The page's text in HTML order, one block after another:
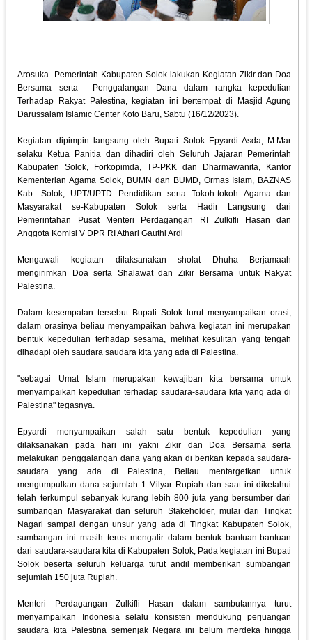
Arosuka- Pemerintah Kabupaten Solok lakukan Kegiatan Zikir dan Doa
Bersama serta Penggalangan Dana dalam rangka kepedulian
Terhadap Rakyat Palestina, kegiatan ini bertempat di Masjid Agung
Darussalam Islamic Center Koto Baru, Sabtu (16/12/2023).
Kegiatan dipimpin langsung oleh Bupati Solok Epyardi Asda, M.Mar
selaku Ketua Panitia dan dihadiri oleh Seluruh Jajaran Pemerintah
Kabupaten Solok, Forkopimda, TP-PKK dan Dharmawanita, Kantor
Kementerian Agama Solok, BUMN dan BUMD, Ormas Islam, BAZNAS
Kab. Solok, UPT/UPTD Pendidikan serta Tokoh-tokoh Agama dan
Masyarakat se-Kabupaten Solok serta Hadir Langsung dari
Pemerintahan Pusat Menteri Perdagangan RI Zulkifli Hasan dan
Anggota Komisi V DPR RI Athari Gauthi Ardi
Mengawali kegiatan dilaksanakan sholat Dhuha Berjamaah
mengirimkan Doa serta Shalawat dan Zikir Bersama untuk Rakyat
Palestina.
Dalam kesempatan tersebut Bupati Solok turut menyampaikan orasi,
dalam orasinya beliau menyampaikan bahwa kegiatan ini merupakan
bentuk kepedulian terhadap sesama, melihat kesulitan yang tengah
dihadapi oleh saudara saudara kita yang ada di Palestina.
"sebagai Umat Islam merupakan kewajiban kita bersama untuk
menyampaikan kepedulian terhadap saudara-saudara kita yang ada di
Palestina" tegasnya.
Epyardi menyampaikan salah satu bentuk kepedulian yang
dilaksanakan pada hari ini yakni Zikir dan Doa Bersama serta
melakukan penggalangan dana yang akan di berikan kepada saudara-
saudara yang ada di Palestina, Beliau mentargetkan untuk
mengumpulkan dana sejumlah 1 Milyar Rupiah dan saat ini diketahui
telah terkumpul sebanyak kurang lebih 800 juta yang bersumber dari
sumbangan Masyarakat dan seluruh Stakeholder, mulai dari Tingkat
Nagari sampai dengan unsur yang ada di Tingkat Kabupaten Solok,
sumbangan ini masih terus mengalir dalam bentuk bantuan-bantuan
dari saudara-saudara kita di Kabupaten Solok, Pada kegiatan ini Bupati
Solok beserta seluruh keluarga turut andil memberikan sumbangan
sejumlah 150 juta Rupiah.
Menteri Perdagangan Zulkifli Hasan dalam sambutannya turut
menyampaikan Indonesia selalu konsisten mendukung perjuangan
saudara kita Palestina semenjak Negara ini belum merdeka hingga